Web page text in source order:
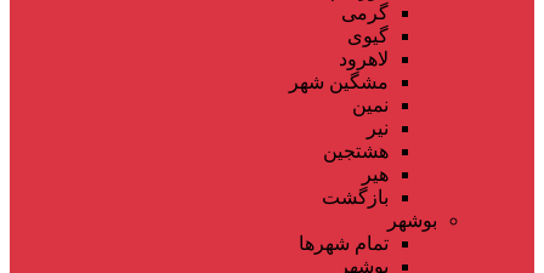
گرمی
گیوی
لاهرود
مشگین شهر
نمین
نیر
هشتجین
هیر
بازگشت
بوشهر
تمام شهر‌ها
بوشهر